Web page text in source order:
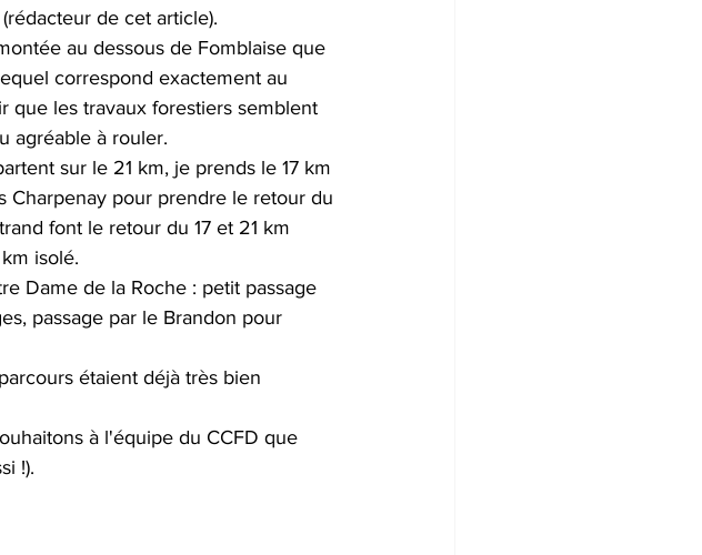
de cet article).
au dessous de Fomblaise que
correspond exactement au
que les travaux forestiers semblent
agréable à rouler.
sur le 21 km, je prends le 17 km
Charpenay pour prendre le retour du
font le retour du 17 et 21 km
isolé.
Dame de la Roche : petit passage
passage par le Brandon pour
étaient déjà très bien
à l'équipe du CCFD que
!).